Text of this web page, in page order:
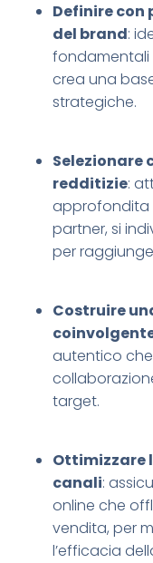
Definire con
del brand:
fondamentali
crea una
strategiche.​
Selezionare
redditizie:
approfondita
partner, si
per
Costruire
autentico
target.​
Ottimizzare
canali:
online che
vendita, per
l’efficacia